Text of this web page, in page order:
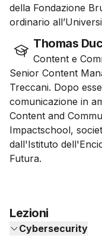
della Fondazione
ordinario
Thomas
Content e
Senior Content
Treccani. Dopo
comunicazione in
Content and
Impactschool,
dall'Istituto
Futura.
Lezioni
Cybersecurity